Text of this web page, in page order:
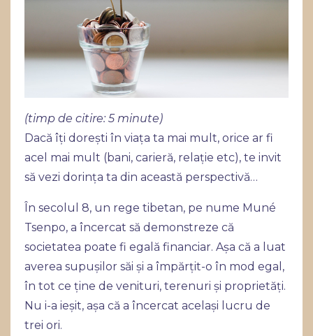
(timp de citire: 5 minute)
Dacă îți dorești în viața ta mai mult, orice ar fi
acel mai mult (bani, carieră, relație etc), te invit
să vezi dorința ta din această perspectivă…
În secolul 8, un rege tibetan, pe nume Muné
Tsenpo, a încercat să demonstreze că
societatea poate fi egală financiar. Așa că a luat
averea supușilor săi și a împărțit-o în mod egal,
în tot ce ține de venituri, terenuri și proprietăți.
Nu i-a ieșit, așa că a încercat același lucru de
trei ori.